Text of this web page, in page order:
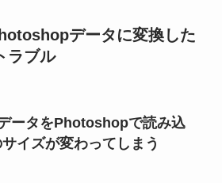
データに変換した
ラブル
ータをPhotoshopで読み込
イズが変わってしまう